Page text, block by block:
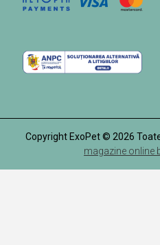
Copyright ExoPet © 2026
magazine online